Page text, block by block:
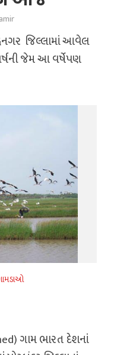
જિલ્લામાં આવેલ
જેમ આ વર્ષેપણ
ગામ ભારત દેશનાં